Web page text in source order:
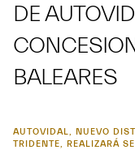
DE
BALEARES
AUTOVIDAL, NUEVO
TRIDENTE, REALIZARÁ